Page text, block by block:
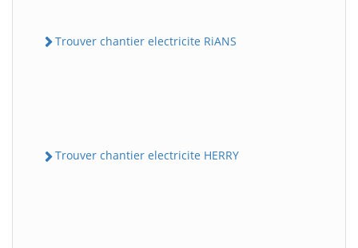
Trouver chantier electricite RiANS
Trouver chantier electricite HERRY